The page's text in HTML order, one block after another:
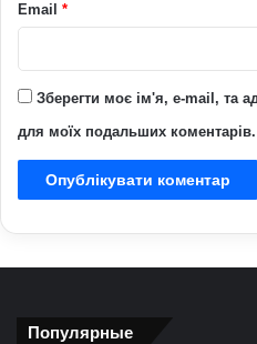
Email *
Зберегти моє ім'я, e-mail, та
для моїх подальших коментарів.
Популярные